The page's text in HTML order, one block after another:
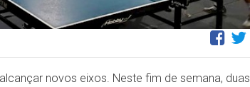
novos eixos. Neste fim de semana, duas